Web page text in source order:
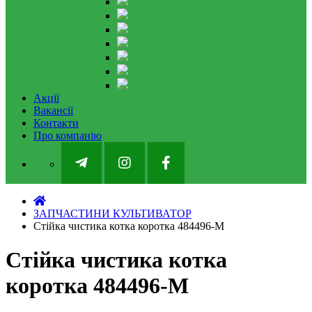
Акції
Вакансії
Контакти
Про компанію
ЗАПЧАСТИНИ КУЛЬТИВАТОР
Стійка чистика котка коротка 484496-M
Стійка чистика котка
коротка 484496-M